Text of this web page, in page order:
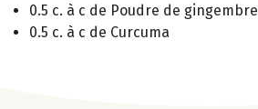
0.5 c. à c de Poudre de gingembre
0.5 c. à c de Curcuma